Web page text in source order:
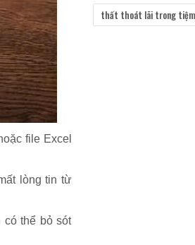
file Excel
lòng tin từ
có thể bỏ sót
thất thoát lãi trong tiệm